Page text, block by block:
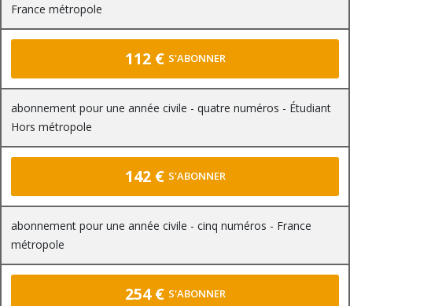
France métropole
112 € S'ABONNER
abonnement pour une année civile - quatre numéros - Étudiant
Hors métropole
142 € S'ABONNER
abonnement pour une année civile - cinq numéros - France
métropole
254 € S'ABONNER